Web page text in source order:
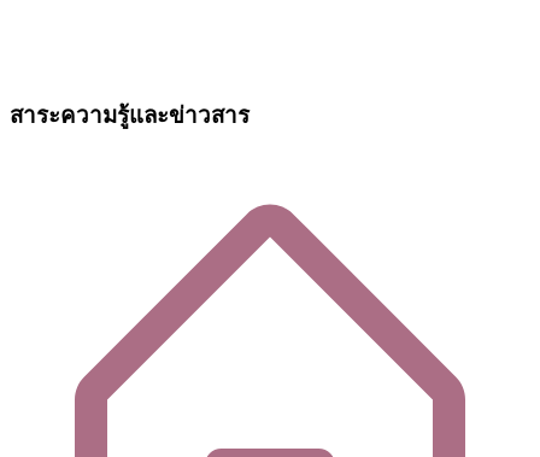
สาระความรู้และข่าวสาร